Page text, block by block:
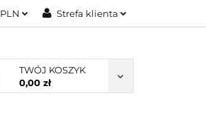
PLN
USD
EUR
Strefa klienta
Zarejestruj się
Dodaj zgłoszenie
TWÓJ KOSZYK
0,00 zł